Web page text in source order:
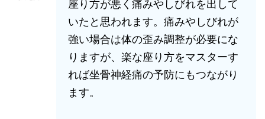
座り方が悪く痛みやしびれを出して
いたと思われます。痛みやしびれが
強い場合は体の歪み調整が必要にな
りますが、楽な座り方をマスターす
れば坐骨神経痛の予防にもつながり
ます。